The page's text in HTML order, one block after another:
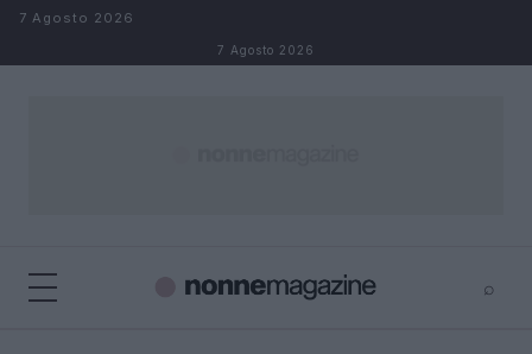
Salta al contenuto
7 Agosto 2026
7 Agosto 2026
⌕